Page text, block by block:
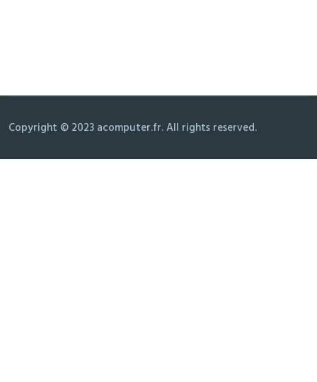
Copyright © 2023 acomputer.fr. All rights reserved.